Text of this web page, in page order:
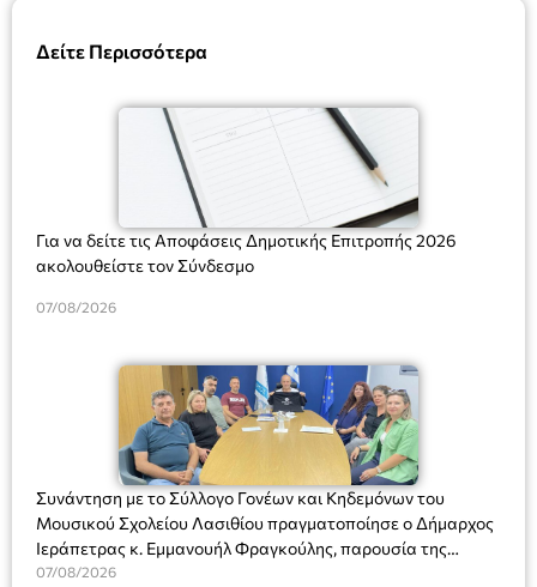
Δείτε Περισσότερα
Για να δείτε τις Αποφάσεις Δημοτικής Επιτροπής 2026
ακολουθείστε τον Σύνδεσμο
07/08/2026
Συνάντηση με το Σύλλογο Γονέων και Κηδεμόνων του
Μουσικού Σχολείου Λασιθίου πραγματοποίησε ο Δήμαρχος
Ιεράπετρας κ. Εμμανουήλ Φραγκούλης, παρουσία της
Διευθύντριας του σχολείου κας Μαριάννας Χαΐτα.
07/08/2026